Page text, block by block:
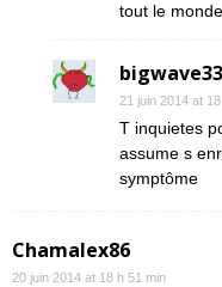
tout le monde.
bigwave33
21 juin 2014 at
T inquietes
assume s
symptôme
Chamalex86
20 juin 2014 at 18 h 51 min